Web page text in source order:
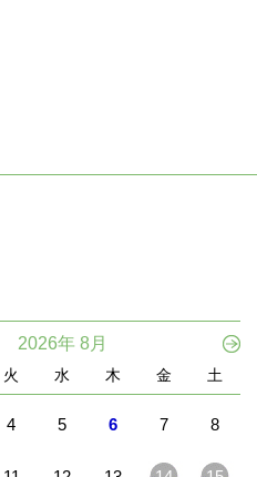
2026年 8月
火 水 木 金 土
4 5 6 7 8